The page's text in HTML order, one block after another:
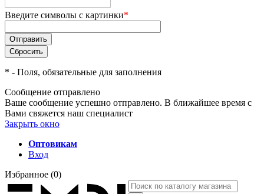
Введите символы с картинки*
* - Поля, обязательные для заполнения
Сообщение отправлено
Ваше сообщение успешно отправлено. В ближайшее время с
Вами свяжется наш специалист
Закрыть окно
Оптовикам
Вход
Избранное (0)